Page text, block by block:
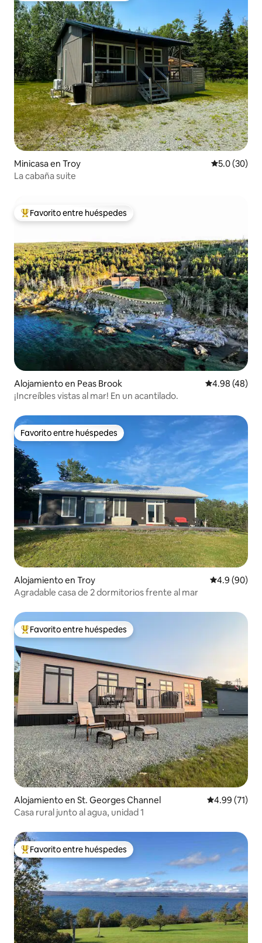
Minicasa en Troy Calificación
5.0 (30)
La cabaña suite
Favorito entre huéspedes preferido
Favorito entre huéspedes
Alojamiento en Peas Brook Calificación
4.98 (48)
¡Increíbles vistas al mar! En un acantilado.
Favorito entre huéspedes
Favorito entre huéspedes
Alojamiento en Troy Calificación
4.9 (90)
Agradable casa de 2 dormitorios frente al mar
Favorito entre huéspedes preferido
Favorito entre huéspedes
Alojamiento en St. Georges Channel Calificación
4.99 (71)
Casa rural junto al agua, unidad 1
Favorito entre huéspedes preferido
Favorito entre huéspedes